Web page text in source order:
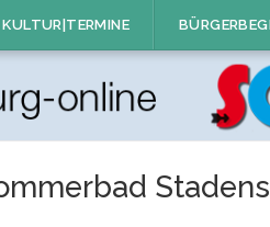
KULTUR|TERMINE